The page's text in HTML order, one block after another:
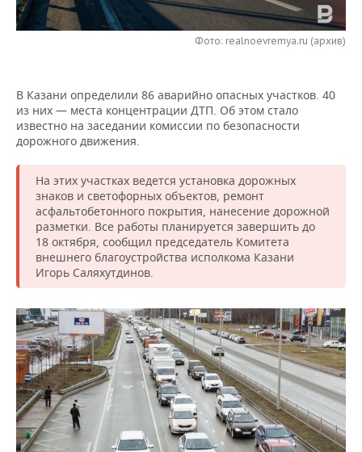
НЕФТЕХИМИЯ
ЭНЕРГЕТИКА
РОЗНИЧНАЯ ТОРГОВЛЯ
УСЛУГИ
НОВОСТИ ТЕХНОЛОГИЙ
МЕДИА
ТЕЛЕКОММУНИКАЦИИ
МЕРОПРИЯТИЯ
ВЫЕЗДНАЯ РЕДАКЦИЯ
БИЗНЕС-БРАНЧИ
ONLINE-КОНФЕРЕНЦИИ
ОТКРЫТАЯ ЛЕКЦИЯ
НОВОСТИ СПОРТА
ФУТБОЛ
ХОККЕЙ
БАСКЕТБОЛ
ВОЛЕЙБОЛ
КИБЕРСПОРТ
ФИГУРНОЕ КАТАНИЕ
ВОДНЫЕ ВИДЫ СПОРТА
ХОККЕЙ С МЯЧОМ
ОБЩЕСТВО
НОВОСТИ ОБЩЕСТВА
ВЛАСТЬ
ИНФРАСТРУКТУРА
ИСТОРИЯ
КУЛЬТУРА
МЕДИЦИНА
ОБРАЗОВАНИЕ
ПРОИСШЕСТВИЯ
ФОТОГАЛЕРЕЯ
СЮЖЕТЫ
СПРАВОЧНИК
СПИСОК ПЕРСОН
СПИСОК КОМПАНИЙ
ПОЛНАЯ ВЕРСИЯ
Фото: realnoevremya.ru (архив)
В Казани определили 86 аварийно опасных участков. 40
из них — места концентрации ДТП. Об этом стало
известно на заседании комиссии по безопасности
дорожного движения.
На этих участках ведется установка дорожных
знаков и светофорных объектов, ремонт
асфальтобетонного покрытия, нанесение дорожной
разметки. Все работы планируется завершить до
18 октября, сообщил председатель Комитета
внешнего благоустройства исполкома Казани
Игорь Саляхутдинов.